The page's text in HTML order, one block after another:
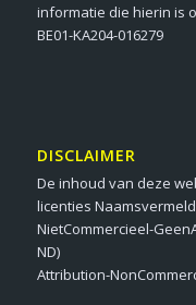
informatie die hierin is
BE01-KA204-016279
DISCLAIMER
De inhoud van deze
licenties
NietCommercieel-
ND)
Attribution-